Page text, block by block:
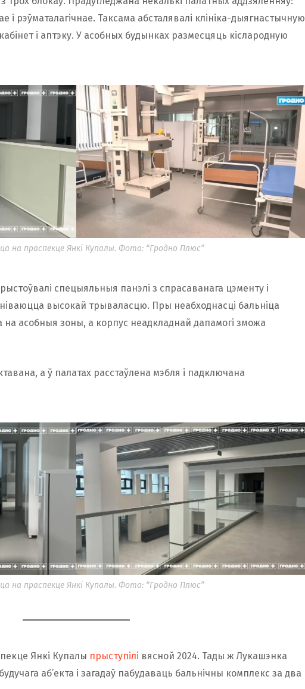
і рэўматалагічнае. Таксама абсталявалі клініка-дыягнастычную
і аптэку. У асобных будынках размесцяць кіслародную
на праспекце Янкі Купалы. Фота: “Гродно Плюс”
спецыяльныя панэлі з спрасаванага цэменту і
высокай трываласцю. Пры неабходнасці бальніца
на асобныя зоны, а корпус неадкладнай дапамогі зможа
а ў палатах расстаўлена мэбля і падключана
на праспекце Янкі Купалы. Фота: “Гродно Плюс”
Янкі Купалы прыступілі вясной 2024. Тады ж Лукашэнка
аб’екта і загадаў пабудаваць бальнічны комплекс за два